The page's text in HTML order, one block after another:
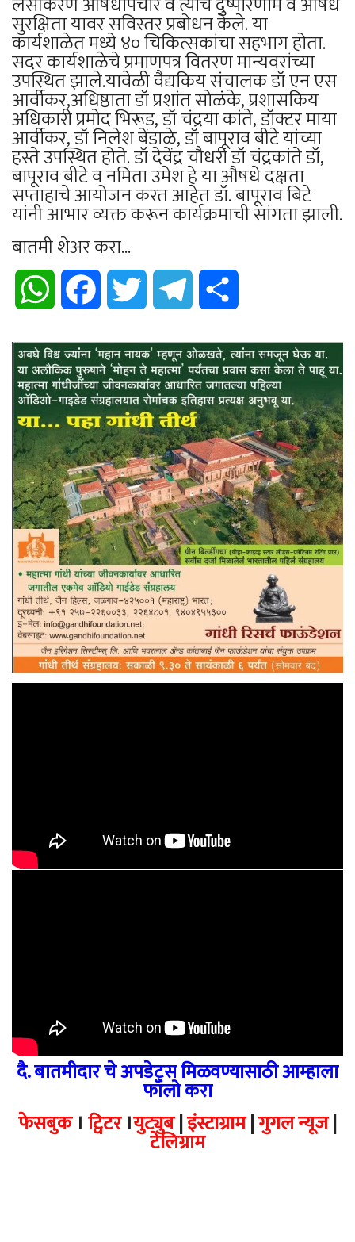
सुरक्षिता यावर सविस्तर प्रबोधन केले. या
कार्यशाळेत मध्ये ४० चिकित्सकांचा सहभाग होता.
सदर कार्यशाळेचे प्रमाणपत्र वितरण मान्यवरांच्या
उपस्थित झाले.यावेळी वैद्यकिय संचालक डॉ एन एस
आर्वीकर,अधिष्ठाता डॉ प्रशांत सोळंके, प्रशासकिय
अधिकारी प्रमोद भिरूड, डॉ चंद्रया कांते, डॉक्टर माया
आर्वीकर, डॉ निलेश बेंडाळे, डॉ बापूराव बीटे यांच्या
हस्ते उपस्थित होते. डॉ देवेंद्र चौधरी डॉ चंद्रकांते डॉ,
बापूराव बीटे व नमिता उमेश हे या औषधे दक्षता
सप्ताहाचे आयोजन करत आहेत डॉ. बापूराव बिटे
यांनी आभार व्यक्त करून कार्यक्रमाची सांगता झाली.
बातमी शेअर करा...
WhatsApp Facebook Twitter Telegram
दै. बातमीदार चे अपडेट्स मिळवण्यासाठी आम्हाला
फॉलो करा
फेसबुक। ट्विटर।युट्युब|इंस्टाग्राम|गुगल न्यूज|
टेलिग्राम